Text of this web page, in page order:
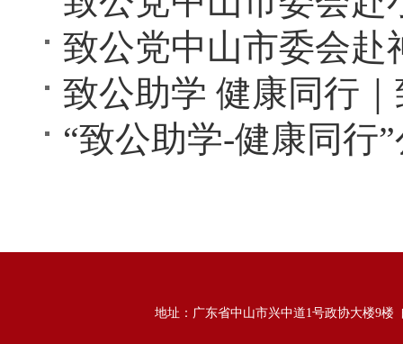
“致公助学-健康同行
地址：广东省中山市兴中道1号政协大楼9楼